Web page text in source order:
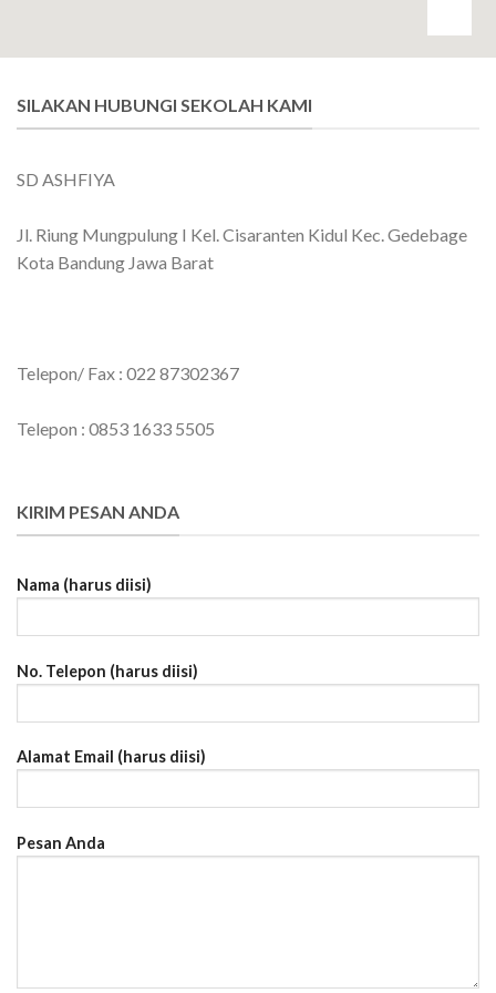
SILAKAN HUBUNGI SEKOLAH KAMI
SD ASHFIYA
Jl. Riung Mungpulung I Kel. Cisaranten Kidul Kec. Gedebage
Kota Bandung Jawa Barat
Telepon/ Fax : 022 87302367
Telepon : 0853 1633 5505
KIRIM PESAN ANDA
Nama (harus diisi)
No. Telepon (harus diisi)
Alamat Email (harus diisi)
Pesan Anda